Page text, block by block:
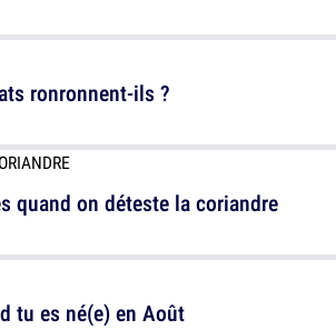
quand on déteste la coriandre
ronronnent-ils ?
tu es né(e) en Août